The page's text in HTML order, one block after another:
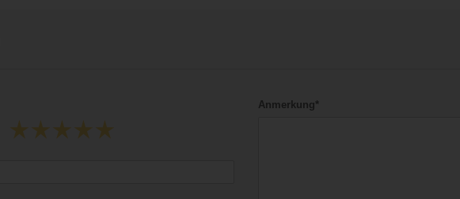
Anmerkung*